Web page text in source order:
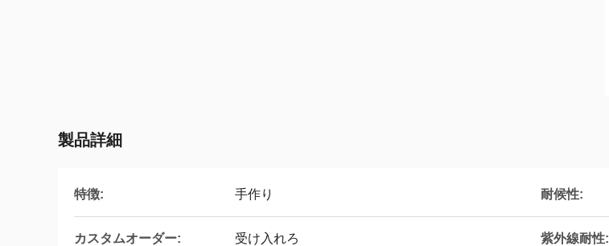
製品詳細
特徴: 手作り 耐候性:
カスタムオーダー: 受け入れろ 紫外線耐性: